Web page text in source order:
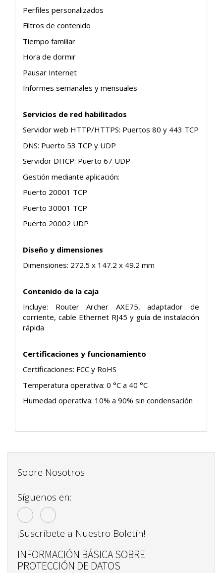
Perfiles personalizados
Filtros de contenido
Tiempo familiar
Hora de dormir
Pausar Internet
Informes semanales y mensuales
Servicios de red habilitados
Servidor web HTTP/HTTPS: Puertos 80 y 443 TCP
DNS: Puerto 53 TCP y UDP
Servidor DHCP: Puerto 67 UDP
Gestión mediante aplicación:
Puerto 20001 TCP
Puerto 30001 TCP
Puerto 20002 UDP
Diseño y dimensiones
Dimensiones: 272.5 x 147.2 x 49.2 mm
Contenido de la caja
Incluye: Router Archer AXE75, adaptador de
corriente, cable Ethernet RJ45 y guía de instalación
rápida
Certificaciones y funcionamiento
Certificaciones: FCC y RoHS
Temperatura operativa: 0 °C a 40 °C
Humedad operativa: 10% a 90% sin condensación
Sobre Nosotros
Síguenos en:
¡Suscríbete a Nuestro Boletín!
INFORMACIÓN BÁSICA SOBRE
PROTECCIÓN DE DATOS